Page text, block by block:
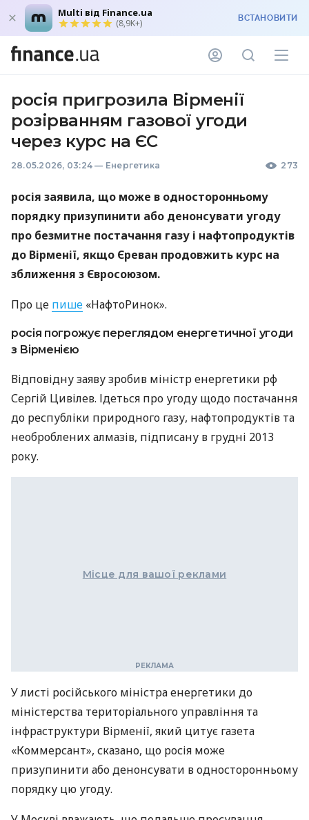
Multi від Finance.ua
(8,9K+) ВСТАНОВИТИ
росія пригрозила Вірменії
розірванням газової угоди
через курс на ЄС
28.05.2026, 03:24 — Енергетика 273
росія заявила, що може в односторонньому
порядку призупинити або денонсувати угоду
про безмитне постачання газу і нафтопродуктів
до Вірменії, якщо Єреван продовжить курс на
зближення з Євросоюзом.
Про це пише «НафтоРинок».
росія погрожує переглядом енергетичної угоди
з Вірменією
Відповідну заяву зробив міністр енергетики рф
Сергій Цивілев. Ідеться про угоду щодо постачання
до республіки природного газу, нафтопродуктів та
необроблених алмазів, підписану в грудні 2013
року.
Місце для вашої реклами
У листі російського міністра енергетики до
міністерства територіального управління та
інфраструктури Вірменії, який цитує газета
«Коммерсант», сказано, що росія може
призупинити або денонсувати в односторонньому
порядку цю угоду.